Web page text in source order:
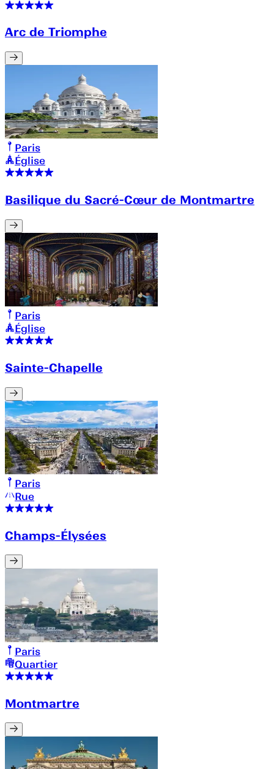
Arc de Triomphe
Paris
Église
Basilique du Sacré-Cœur de Montmartre
Paris
Église
Sainte-Chapelle
Paris
Rue
Champs-Élysées
Paris
Quartier
Montmartre